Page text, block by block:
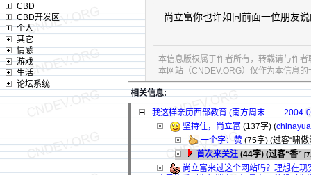
CBD
CBD开发区
个人
其它
情感
游戏
生活
论坛系统
尚立富你也许如同前面一位朋友
本信息版权属于作者所有，转载请与作
本网站（CNDEV.ORG）仅作为本信息
相关信息:
我这样亲历西部教育 (南方周末 2004-
坚持住，尚立富 (137字) (
一个字：赞 (75字)(过客“啸傲
首次来关注 (44字) (过客“香”
尚立富来过这个网站吗？理想在